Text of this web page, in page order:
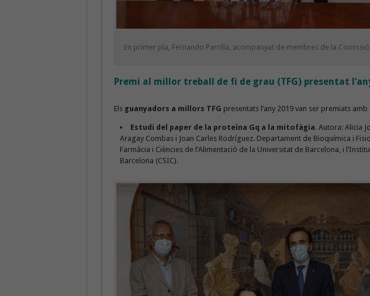
En primer pla, Fernando Parrilla, acompanyat de membres de la
Premi al millor treball de fi de grau (TFG) presentat
Els guanyadors a millors TFG presentats l’any 2019 van ser premiats amb
Estudi del paper de la proteïna Gq a la mitofàgia. Autora: Alicia
Aragay Combas i Joan Carles Rodríguez. Departament de Bioquímica i
Farmàcia i Ciències de l’Alimentació de la Universitat de Barcelona, i
Barcelona (CSIC).